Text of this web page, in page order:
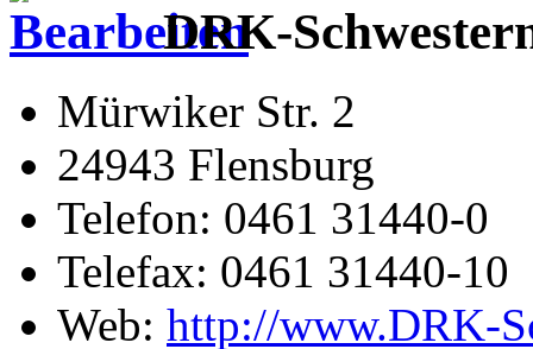
DRK-
Mürwiker Str. 2
24943 Flensburg
Telefon: 0461 31440-0
Telefax: 0461 31440-10
Web: http://www.DRK-